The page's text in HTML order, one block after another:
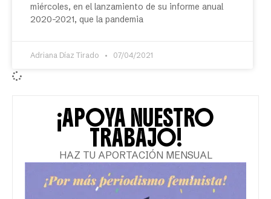
miércoles, en el lanzamiento de su informe anual
2020-2021, que la pandemia
Adriana Díaz Tirado 07/04/2021
¡APOYA NUESTRO
TRABAJO!
HAZ TU APORTACIÓN MENSUAL